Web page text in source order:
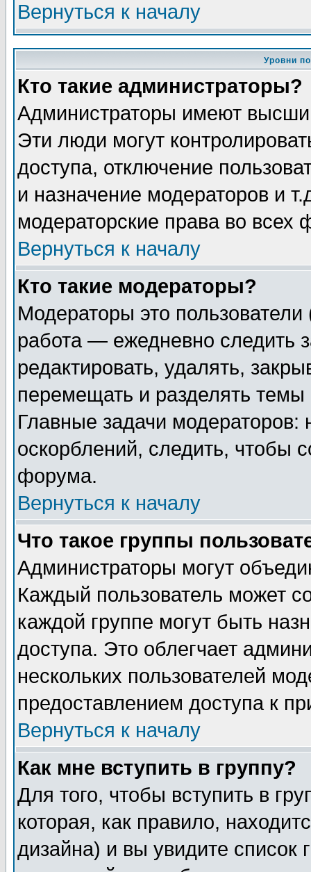
Вернуться к началу
Уровни
Кто такие администраторы?
Администраторы имеют
Эти люди могут
доступа, отключение
и назначение модераторов и
модераторские права во всех
Вернуться к началу
Кто такие модераторы?
Модераторы это
работа — ежедневно следить
редактировать, удалять,
перемещать и разделять
Главные задачи
оскорблений, следить, чтобы
форума.
Вернуться к началу
Что такое группы
Администраторы могут
Каждый пользователь может
каждой группе могут быть
доступа. Это облегчает
нескольких пользователей
предоставлением доступа к
Вернуться к началу
Как мне вступить в группу?
Для того, чтобы вступить в
которая, как правило,
дизайна) и вы увидите список